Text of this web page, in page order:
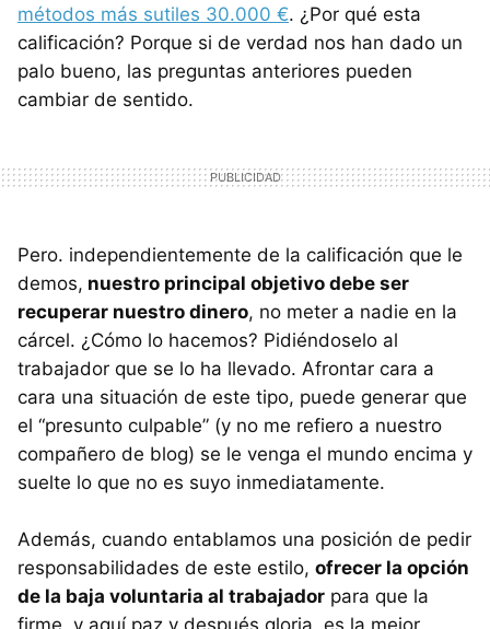
métodos más sutiles 30.000 €. ¿Por qué esta
calificación? Porque si de verdad nos han dado un
palo bueno, las preguntas anteriores pueden
cambiar de sentido.
Pero. independientemente de la calificación que le
demos, nuestro principal objetivo debe ser
recuperar nuestro dinero, no meter a nadie en la
cárcel. ¿Cómo lo hacemos? Pidiéndoselo al
trabajador que se lo ha llevado. Afrontar cara a
cara una situación de este tipo, puede generar que
el “presunto culpable” (y no me refiero a nuestro
compañero de blog) se le venga el mundo encima y
suelte lo que no es suyo inmediatamente.
Además, cuando entablamos una posición de pedir
responsabilidades de este estilo, ofrecer la opción
de la baja voluntaria al trabajador para que la
firme, y aquí paz y después gloria, es la mejor